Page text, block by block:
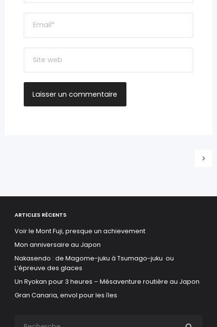
ARTICLES RÉCENTS
Voir le Mont Fuji, presque un achievement
Mon anniversaire au Japon
Nakasendo : de Magome-juku à Tsumago-juku ou
L’épreuve des glaces
Un Ryokan pour 3 heures – Mésaventure routière au Japon
Gran Canaria, envol pour les îles